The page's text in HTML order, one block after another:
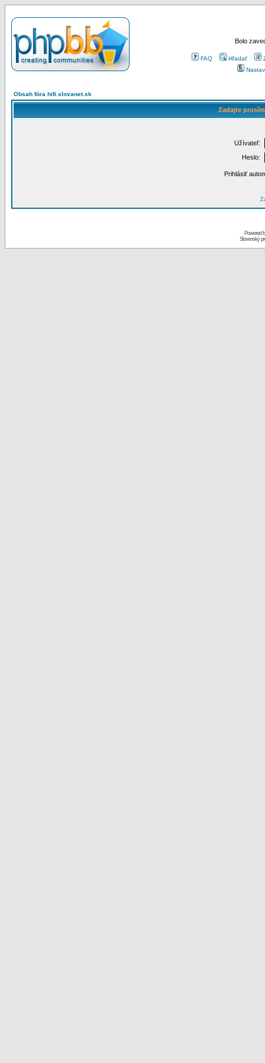
Bolo
FAQ Hľadať
Obsah fóra hifi.slovanet.sk
Zadajte
Užívateľ:
Heslo:
Prihlásiť
Powered
Slovenský